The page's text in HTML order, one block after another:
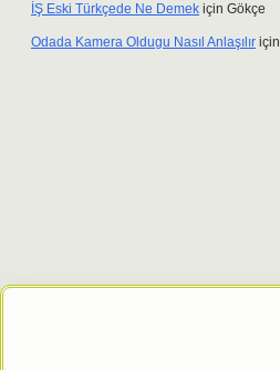
İŞ Eski Türkçede Ne Demek için Gökçe
Odada Kamera Oldugu Nasıl Anlaşılır için
giriş adresitulipbett.net